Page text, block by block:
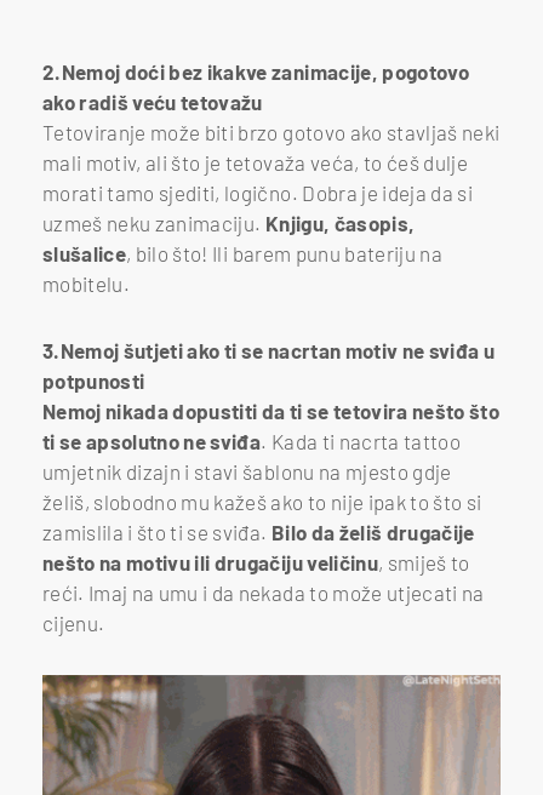
2.Nemoj doći bez ikakve zanimacije, pogotovo
ako radiš veću tetovažu
Tetoviranje može biti brzo gotovo ako stavljaš neki
mali motiv, ali što je tetovaža veća, to ćeš dulje
morati tamo sjediti, logično. Dobra je ideja da si
uzmeš neku zanimaciju. Knjigu, časopis,
slušalice, bilo što! Ili barem punu bateriju na
mobitelu.
3.Nemoj šutjeti ako ti se nacrtan motiv ne sviđa u
potpunosti
Nemoj nikada dopustiti da ti se tetovira nešto što
ti se apsolutno ne sviđa. Kada ti nacrta tattoo
umjetnik dizajn i stavi šablonu na mjesto gdje
želiš, slobodno mu kažeš ako to nije ipak to što si
zamislila i što ti se sviđa. Bilo da želiš drugačije
nešto na motivu ili drugačiju veličinu, smiješ to
reći. Imaj na umu i da nekada to može utjecati na
cijenu.